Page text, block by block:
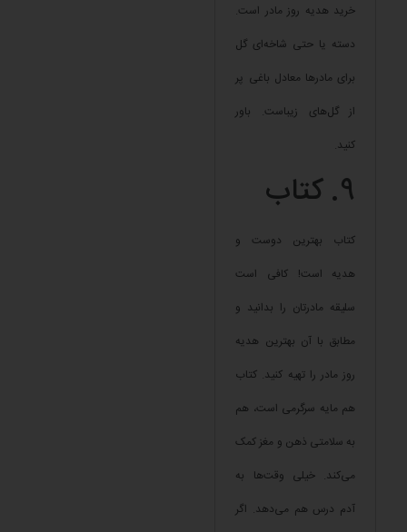
خرید هدیه روز مادر است.
دسته‌ یا حتی شاخه‌ای گل
برای مادرها معادل باغی پر
از گل‌های زیباست. باور
کنید.
9. کتاب
کتاب بهترین دوست و
هدیه است! کافی است
سلیقه مادرتان را بدانید و
مطابق با آن بهترین هدیه
روز مادر را تهیه کنید. کتاب
هم مایه سرگرمی است، هم
به سلامتی ذهن و مغز کمک
می‌کند. خیلی وقت‌ها به
آدم درس هم می‌دهد. اگر